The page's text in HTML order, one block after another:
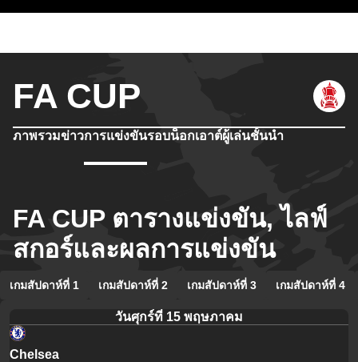
FA CUP
ภาพรวมข่าวการแข่งขันรอบน็อกเอาต์ผู้เล่นชั้นนำ
FA CUP ตารางแข่งขัน, ไลฟ์
สกอร์และผลการแข่งขัน
เกมสัปดาห์ที่ 1 เกมสัปดาห์ที่ 2 เกมสัปดาห์ที่ 3 เกมสัปดาห์ที่ 4
วันศุกร์ที่ 15 พฤษภาคม
Chelsea